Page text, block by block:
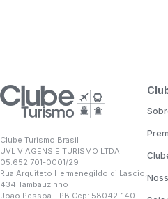
Clube Turismo Brasil
UVL VIAGENS E TURISMO LTDA
05.652.701-0001/29
Rua Arquiteto Hermenegildo di Lascio,
434 Tambauzinho
João Pessoa - PB Cep: 58042-140